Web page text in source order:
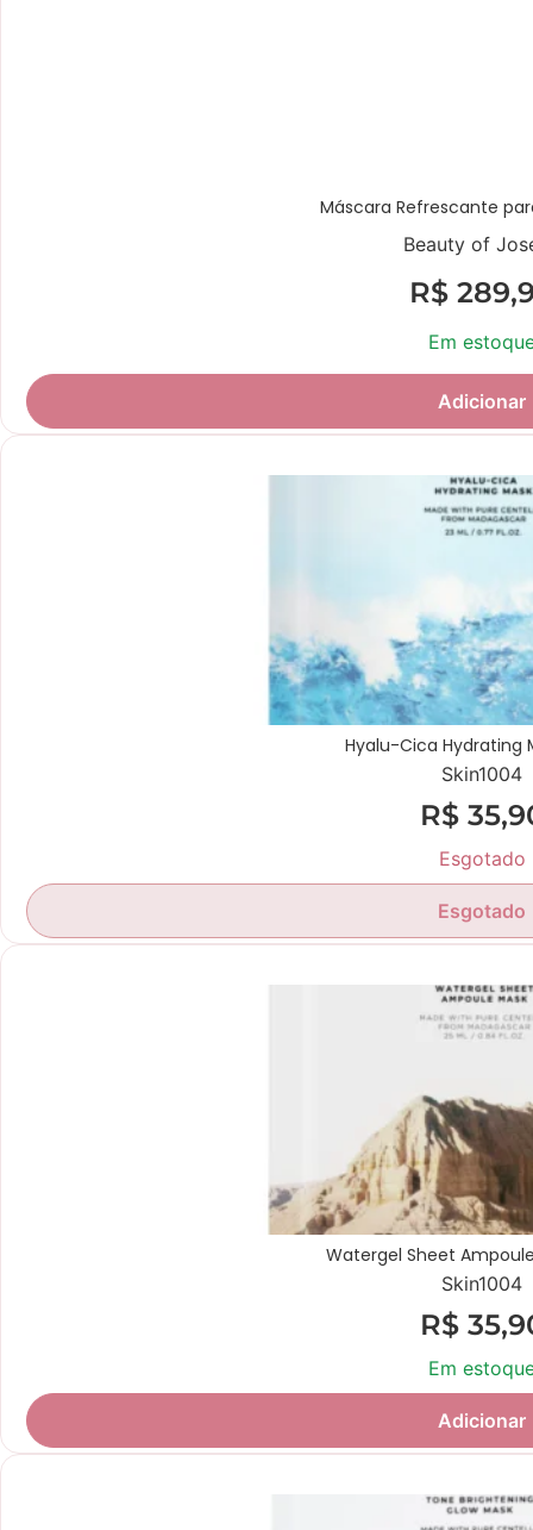
Máscara Refrescante
Beauty of
R$
Em
Adicionar
Hyalu-Cica Hydrating
Skin1004
R$
Esgotado
Esgotado
Watergel Sheet Ampoule
Skin1004
R$
Em
Adicionar